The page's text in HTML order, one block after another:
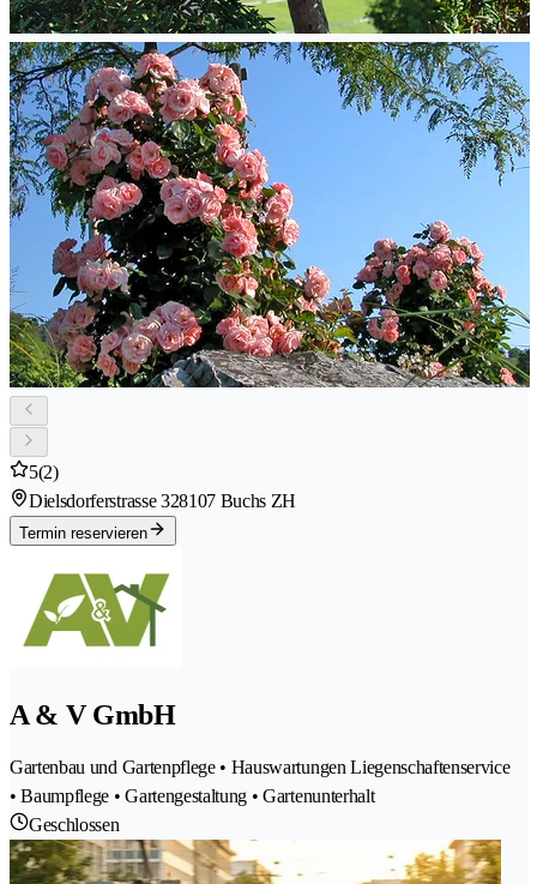
5(2)
Dielsdorferstrasse 328107 Buchs ZH
Termin reservieren
A & V GmbH
Gartenbau und Gartenpflege • Hauswartungen Liegenschaftenservice
• Baumpflege • Gartengestaltung • Gartenunterhalt
Geschlossen